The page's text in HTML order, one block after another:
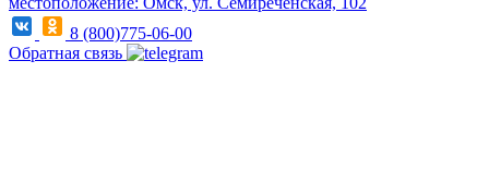
8 (800)775-06-00
Обратная связь